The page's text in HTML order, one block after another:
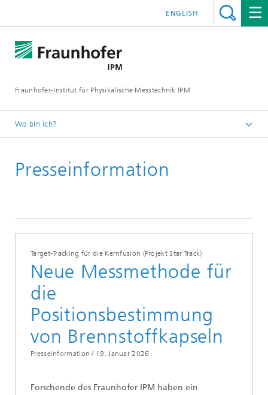
Fraunhofer-Institut für Physikalische Messtechnik IPM
ENGLISH
Wo bin ich?
Presse | Publikationen
Presseinformation
Target-Tracking für die Kernfusion (Projekt Star Track)
Neue Messmethode für
die
Positionsbestimmung
von Brennstoffkapseln
Presseinformation / 19. Januar 2026
Forschende des Fraunhofer IPM haben ein